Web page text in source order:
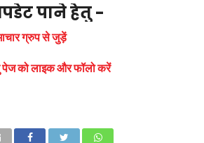
पाने हेतु -
ग्रुप से जुड़ें
को लाइक और फॉलो करें